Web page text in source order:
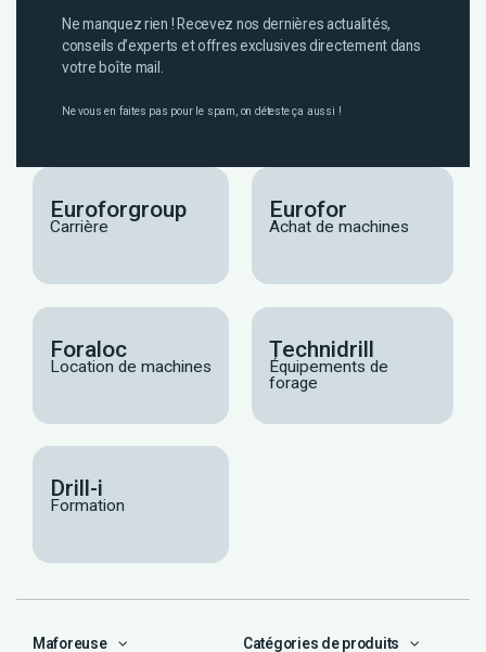
Ne manquez rien ! Recevez nos dernières actualités,
conseils d’experts et offres exclusives directement dans
votre boîte mail.
Ne vous en faites pas pour le spam, on déteste ça aussi !
Euroforgroup
Carrière
Eurofor
Achat de machines
Foraloc
Location de machines
Technidrill
Équipements de
forage
Drill-i
Formation
Maforeuse Catégories de produits